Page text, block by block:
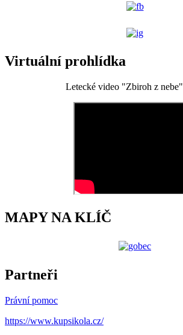
Virtuální prohlídka
Letecké video "Zbiroh z
MAPY NA KLÍČ
Partneři
Právní pomoc
https://www.kupsikola.cz/